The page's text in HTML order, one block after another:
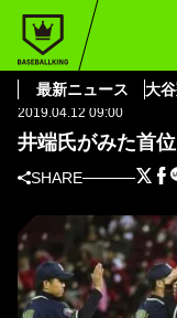
最新ニュース 大
BASEBALL KING
東京ヤクルトス
2019.04.12 09:00
井端氏がみた首
SHARE